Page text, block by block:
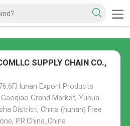
SUPPLY CHAIN CO.,
Export Products
Grand Market, Yuhua
District, China (hunan) Free
P.R.China.,China